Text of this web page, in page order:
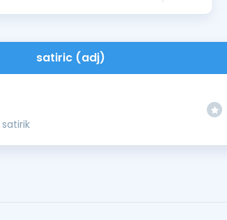
İngilizce Gramer
satiric (adj)